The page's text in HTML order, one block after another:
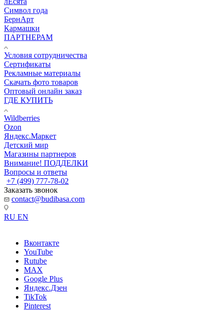
Символ года
БернАрт
Кармашки
ПАРТНЕРАМ
Условия сотрудничества
Сертификаты
Рекламные материалы
Скачать фото товаров
Оптовый онлайн заказ
ГДЕ КУПИТЬ
Wildberries
Ozon
Яндекс.Маркет
Детский мир
Магазины партнеров
Внимание! ПОДДЕЛКИ
Вопросы и ответы
+7 (499) 777-78-02
Заказать звонок
contact@budibasa.com
RU EN
Вконтакте
YouTube
Rutube
MAX
Google Plus
Яндекс.Дзен
TikTok
Pinterest